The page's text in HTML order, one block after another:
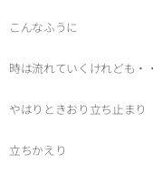
こんなふうに
時は流れていくけれども・
やはりときおり立ち止まり
立ちかえり